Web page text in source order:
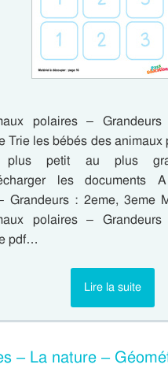
polaires –
Trie les bébés des animaux
petit au plus
les documents
Grandeurs : 2eme, 3eme
polaires –
pdf…
Lire la suite
– La nature –